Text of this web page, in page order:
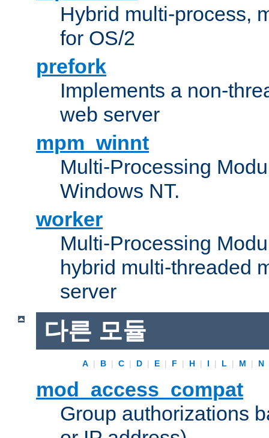
Hybrid multi-process,
for OS/2
prefork
Implements a non-
web server
mpm_winnt
Multi-Processing
Windows NT.
worker
Multi-Processing
hybrid multi-threaded
server
다른 모듈
A | B | C | D | E | F | H | I | L | M | N
mod_access_compat
Group authorizations